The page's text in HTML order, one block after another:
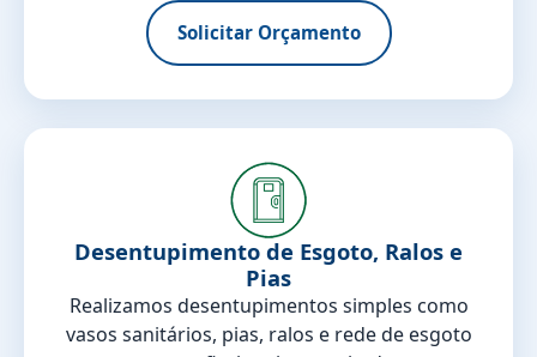
Solicitar Orçamento
Desentupimento de Esgoto, Ralos e
Pias
Realizamos desentupimentos simples como
vasos sanitários, pias, ralos e rede de esgoto